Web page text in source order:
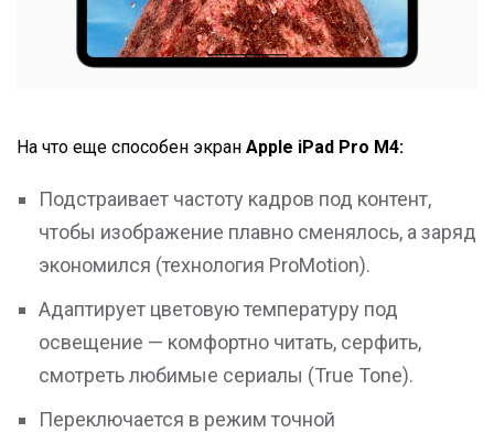
На что еще способен экран Apple iPad Pro М4:
Подстраивает частоту кадров под контент,
чтобы изображение плавно сменялось, а заряд
экономился (технология ProMotion).
Адаптирует цветовую температуру под
освещение — комфортно читать, серфить,
смотреть любимые сериалы (True Tone).
Переключается в режим точной